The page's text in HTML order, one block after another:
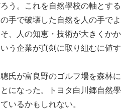
う。これを自然學校の軸とする
手で破壊した自然を人の手でよ
、人の知恵・技術が大きくかか
う企業が真剣に取り組むに値す
氏が富良野のゴルフ場を森林に
になった。トヨタ白川郷自然學
いるかもしれない。